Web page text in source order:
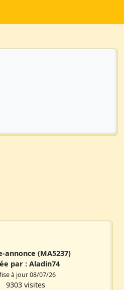
annonce (MA5237)
par :Aladin74
à jour 08/07/26
9303 visites